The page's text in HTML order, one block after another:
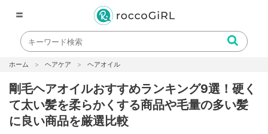
〓
ホーム ヘアケア ヘアオイル
剛毛ヘアオイルおすすめランキング9選！硬く
て太い髪を柔らかくする商品や毛量の多い髪
に良い商品を厳選比較